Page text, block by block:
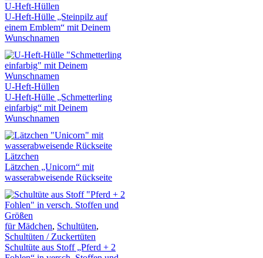
U-Heft-Hüllen
U-Heft-Hülle „Steinpilz auf
einem Emblem“ mit Deinem
Wunschnamen
U-Heft-Hüllen
U-Heft-Hülle „Schmetterling
einfarbig“ mit Deinem
Wunschnamen
Lätzchen
Lätzchen „Unicorn“ mit
wasserabweisende Rückseite
für Mädchen, Schultüten,
Schultüten / Zuckertüten
Schultüte aus Stoff „Pferd + 2